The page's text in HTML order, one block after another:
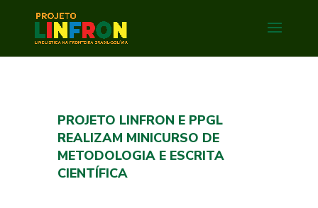
PROJETO LINFRON E PPGL
REALIZAM MINICURSO DE
METODOLOGIA E ESCRITA
CIENTÍFICA